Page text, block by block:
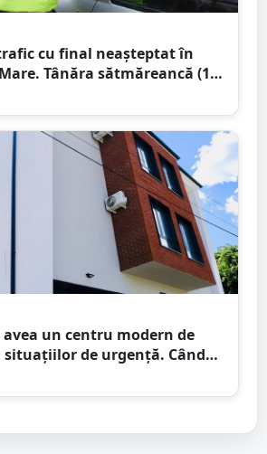
cu final neașteptat în
Tânăra sătmăreancă (18
dosar penal
avea un centru modern de
situațiilor de urgență. Când